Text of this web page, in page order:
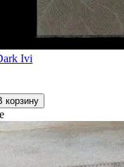
Ivi
корзину